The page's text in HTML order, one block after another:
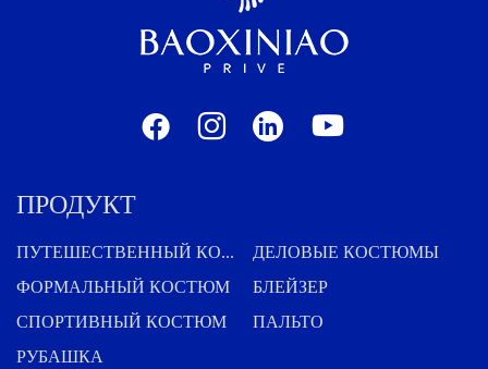
ПРОДУКТ
ПУТЕШЕСТВЕННЫЙ КОСТЮМ
ДЕЛОВЫЕ КОСТЮМЫ
ФОРМАЛЬНЫЙ КОСТЮМ
БЛЕЙЗЕР
СПОРТИВНЫЙ КОСТЮМ
ПАЛЬТО
РУБАШКА